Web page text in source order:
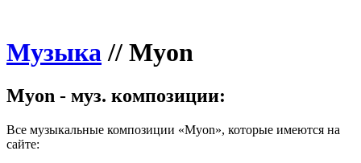
Музыка// Myon
Myon - муз. композиции:
Все музыкальные композиции «Myon», которые имеются на
сайте: